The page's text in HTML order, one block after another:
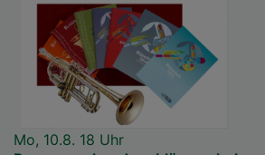
Mo, 10.8. 18 Uhr